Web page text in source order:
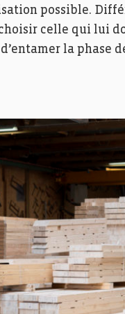
possible.
celle qui lui
la phase